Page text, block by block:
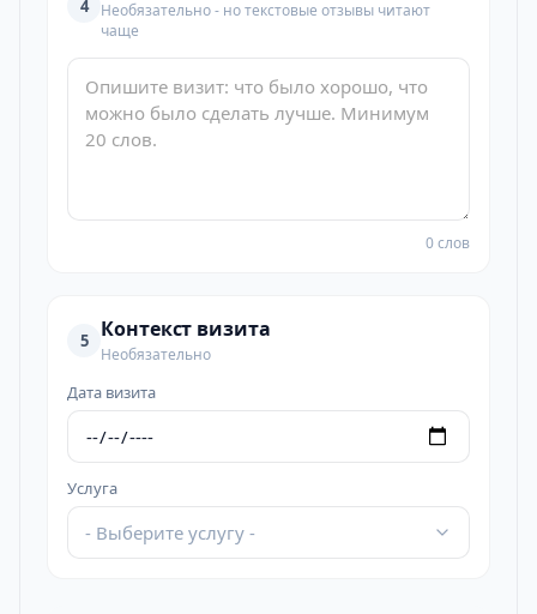
4
Необязательно - но текстовые отзывы читают
чаще
0 слов
5 Контекст визита
Необязательно
Дата визита
Услуга
- Выберите услугу -